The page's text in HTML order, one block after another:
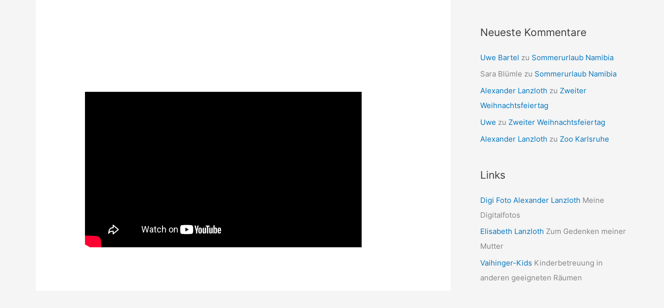
Neueste Kommentare
Uwe Bartel zu Sommerurlaub Namibia
Sara Blümle zu Sommerurlaub Namibia
Alexander Lanzloth zu Zweiter
Weihnachtsfeiertag
Uwe zu Zweiter Weihnachtsfeiertag
Alexander Lanzloth zu Zoo Karlsruhe
Links
Digi Foto Alexander Lanzloth Meine
Digitalfotos
Elisabeth Lanzloth Zum Gedenken meiner
Mutter
Vaihinger-Kids Kinderbetreuung in
anderen geeigneten Räumen